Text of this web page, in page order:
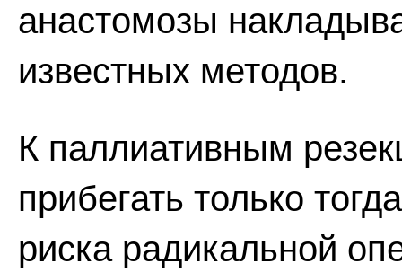
анастомозы
известных методов.
К паллиативным
прибегать только
риска радикальной